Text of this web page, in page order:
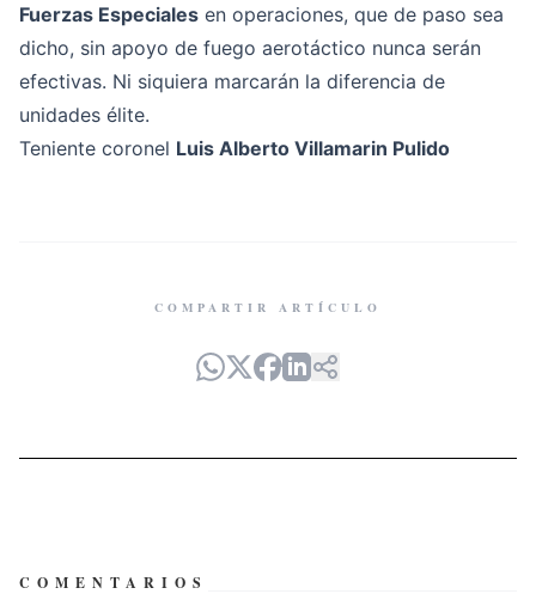
Fuerzas Especiales en operaciones, que de paso sea
dicho, sin apoyo de fuego aerotáctico nunca serán
efectivas. Ni siquiera marcarán la diferencia de
unidades élite.
Teniente coronel Luis Alberto Villamarin Pulido
COMPARTIR ARTÍCULO
COMENTARIOS